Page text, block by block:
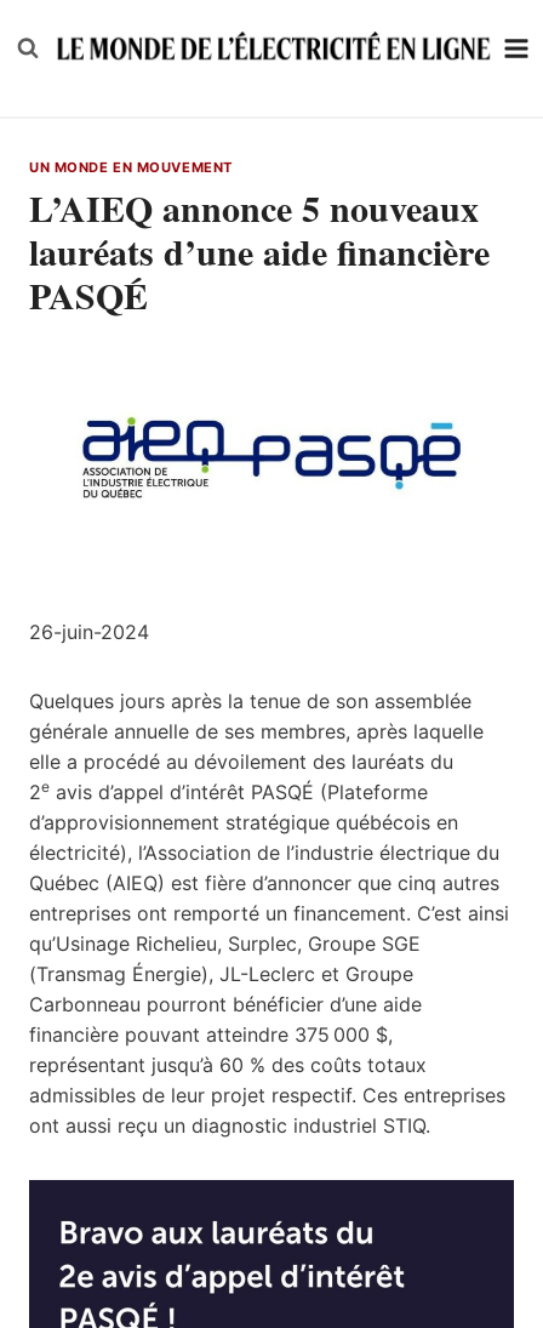
to
UN MONDE EN MOUVEMENT
L’AIEQ annonce 5 nouveaux
lauréats d’une aide financière
PASQÉ
26-juin-2024
Quelques jours après la tenue de son assemblée
générale annuelle de ses membres, après laquelle
elle a procédé au dévoilement des lauréats du
2e avis d’appel d’intérêt PASQÉ (Plateforme
d’approvisionnement stratégique québécois en
électricité), l’Association de l’industrie électrique du
Québec (AIEQ) est fière d’annoncer que cinq autres
entreprises ont remporté un financement. C’est ainsi
qu’Usinage Richelieu, Surplec, Groupe SGE
(Transmag Énergie), JL-Leclerc et Groupe
Carbonneau pourront bénéficier d’une aide
financière pouvant atteindre 375 000 $,
représentant jusqu’à 60 % des coûts totaux
admissibles de leur projet respectif. Ces entreprises
ont aussi reçu un diagnostic industriel STIQ.